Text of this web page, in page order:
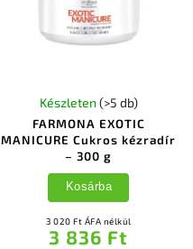
FARMONA EXOTIC
MANICURE Cukros kézradír
– 300 g
Készleten (>5 db)
3 020 Ft ÁFA nélkül
3 836 Ft
Kosárba